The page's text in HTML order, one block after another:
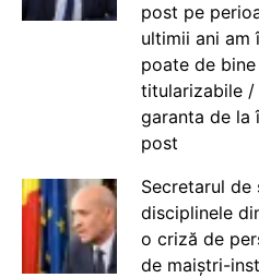
post pe
ultimii ani am
poate de
titularizabile /
garanta de la
post
Secretarul de
disciplinele
o criză de
de maiștri-